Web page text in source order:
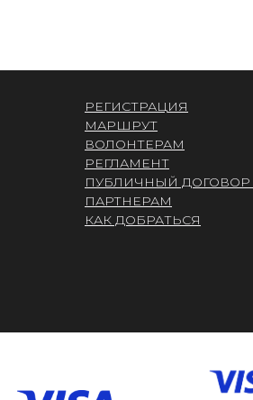
РЕГИСТРАЦИЯ
МАРШРУТ
ВОЛОНТЕРАМ
РЕГЛАМЕНТ
ПУБЛИЧНЫЙ
ПАРТНЕРАМ
КАК ДОБРАТЬСЯ